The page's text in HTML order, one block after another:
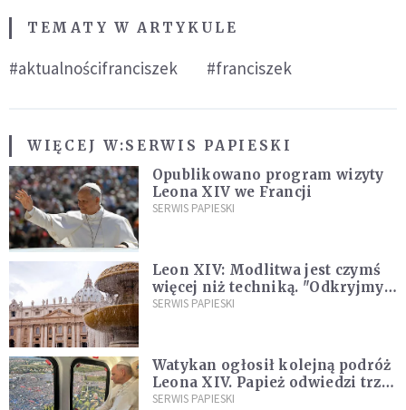
TEMATY W ARTYKULE
#aktualnościfranciszek #franciszek
WIĘCEJ W:SERWIS PAPIESKI
Opublikowano program wizyty
Leona XIV we Francji
SERWIS PAPIESKI
Leon XIV: Modlitwa jest czymś
więcej niż techniką. "Odkryjmy
ją na nowo"
SERWIS PAPIESKI
Watykan ogłosił kolejną podróż
Leona XIV. Papież odwiedzi trzy
kraje Ameryki Południowej
SERWIS PAPIESKI